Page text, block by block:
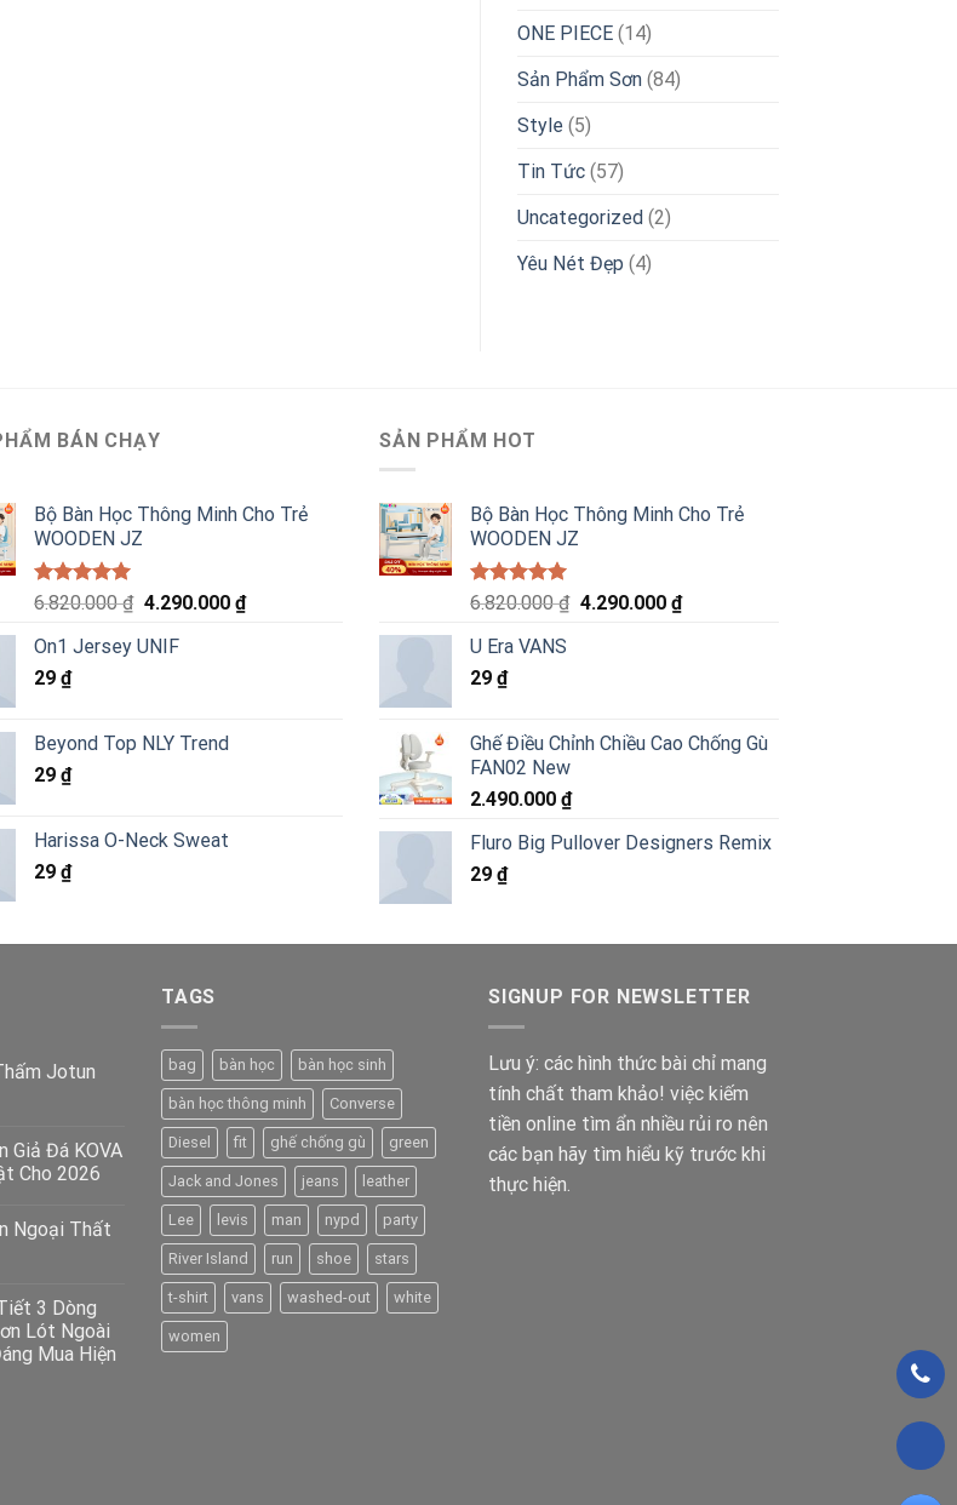
ONE PIECE(14)
Sản Phẩm Sơn(84)
Style(5)
Tin Tức(57)
Uncategorized(2)
Yêu Nét Đẹp (4)
BÁN CHẠY
Bộ Bàn Học Thông Minh Cho Trẻ
WOODEN JZ
Được xếp
5 sao
6.820.000₫ Giá
là:
4.290.000 ₫Giá
On1 Jersey UNIF
29 ₫
Beyond Top NLY Trend
29 ₫
Harissa O-Neck Sweat
29 ₫
SẢN PHẨM HOT
Bộ Bàn Học Thông Minh Cho Trẻ
WOODEN JZ
Được xếp
5 sao
6.820.000₫ Giá
4.290.000 ₫Giá
U Era VANS
29 ₫
Ghế Điều Chỉnh Chiều Cao Chống Gù
FAN02 New
2.490.000 ₫
Fluro Big Pullover Designers Remix
29 ₫
Jotun
Giả Đá KOVA
Cho 2026
Ngoại Thất
3 Dòng
Lót Ngoài
Mua Hiện
TAGS
bag bàn học bàn học sinh
bàn học thông minh Converse
Diesel fit ghế chống gù green
Jack and Jones jeans leather
Lee levis man nypd party
River Island run shoe stars
t-shirt vans washed-out white
women
SIGNUP FOR NEWSLETTER
Lưu ý: các hình thức bài chỉ mang
tính chất tham khảo! việc kiếm
tiền online tìm ẩn nhiều rủi ro nên
các bạn hãy tìm hiểu kỹ trước khi
thực hiện.